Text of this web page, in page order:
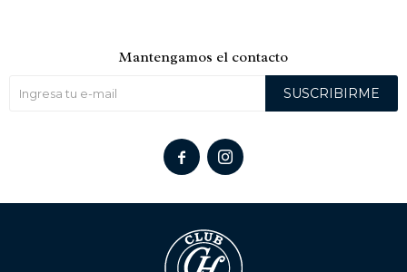
Mantengamos el contacto
SUSCRIBIRME
 